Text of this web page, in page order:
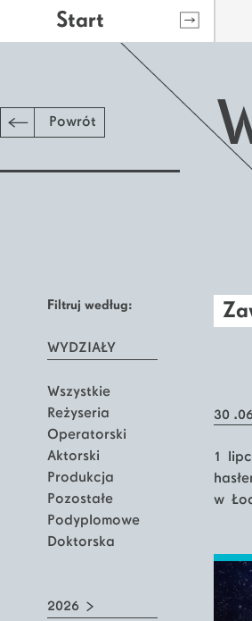
Start
Powrót
Filtruj według:
WYDZIAŁY
Wszystkie
Reżyseria
Operatorski
Aktorski
Produkcja
Pozostałe
Podyplomowe
Doktorska
2026
30
1
w